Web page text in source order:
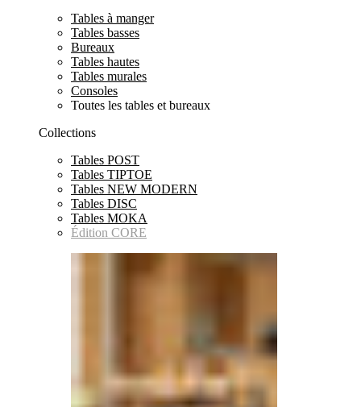
Tables à manger
Tables basses
Bureaux
Tables hautes
Tables murales
Consoles
Toutes les tables et bureaux
Collections
Tables POST
Tables TIPTOE
Tables NEW MODERN
Tables DISC
Tables MOKA
Édition CORE